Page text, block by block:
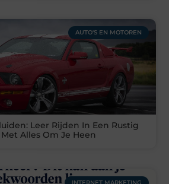
AUTO'S EN MOTOREN
Leer Rijden In Een Rustig
Alles Om Je Heen